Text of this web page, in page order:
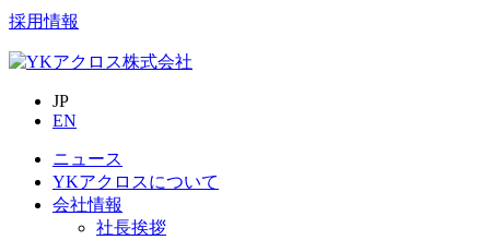
採用情報
JP
EN
ニュース
YKアクロスについて
会社情報
社長挨拶